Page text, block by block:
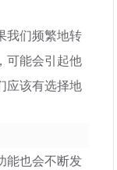
我们频繁地转
可能会引起他
应该有选择地
能也会不断发